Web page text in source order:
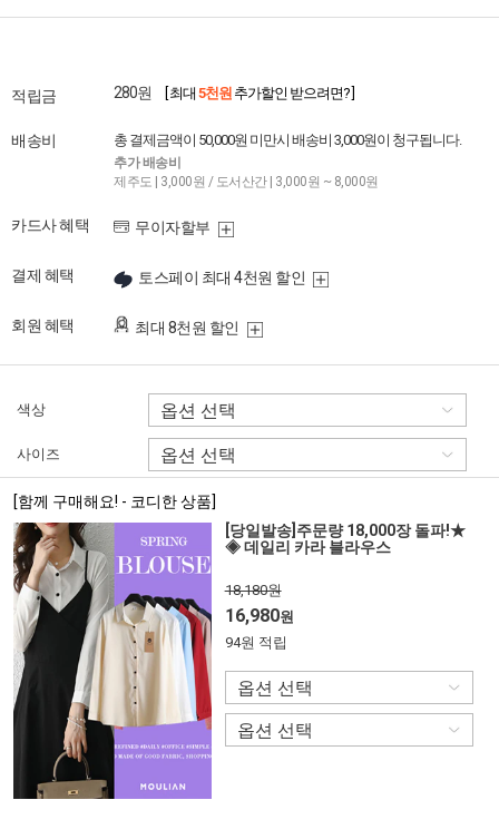
적립금 280원 [ 최대 5천원 추가할인 받으려면? ]
배송비 총 결제금액이 50,000원 미만시 배송비 3,000원이 청구됩니다.
추가 배송비
제주도 | 3,000원 / 도서산간 | 3,000원 ~ 8,000원
카드사 혜택 무이자할부
결제 혜택 토스페이 최대 4천원 할인
회원 혜택 최대 8천원 할인
색상
사이즈
[함께 구매해요! - 코디한 상품]
[당일발송]주문량 18,000장 돌파!★
◈ 데일리 카라 블라우스
18,180원
16,980원
94원 적립